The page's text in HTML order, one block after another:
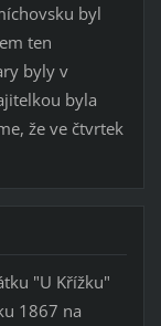
byl
ten
byly v
byla
že ve čtvrtek
"U Křížku"
1867 na